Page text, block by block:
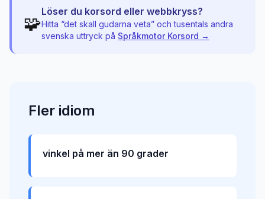
🧩
Löser du korsord eller webbkryss?
Hitta “det skall gudarna veta” och tusentals andra
svenska uttryck på Språkmotor Korsord →
Fler idiom
vinkel på mer än 90 grader